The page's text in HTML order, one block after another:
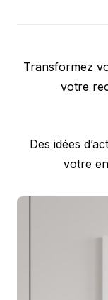
de
Previous
Transformez
votre
Next
Des idées
votre